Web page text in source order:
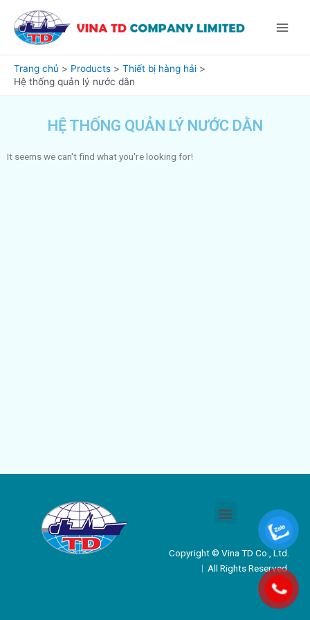
dung
Menu
Trang chủ Products
Thiết bị hàng hải
Hệ thống quản lý nước dằn
HỆ THỐNG QUẢN LÝ NƯỚC DẰN
It seems we can't find what you're looking for!
Menu
Copyright © Vina TD Co., Ltd.
︱All Rights Reserved.